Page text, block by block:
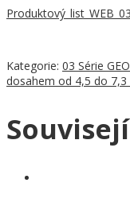
Kategorie: 03 Série
dosahem od 4,5 do 7,3